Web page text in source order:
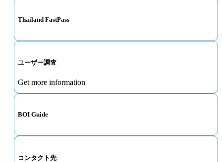
Thailand FastPass
ユーザー調査
Get more information
BOI Guide
コンタクト先